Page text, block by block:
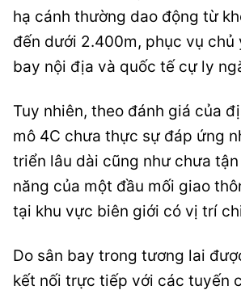
hạ cánh thường dao động từ
đến dưới 2.400m, phục vụ chủ
bay nội địa và quốc tế cự ly
Tuy nhiên, theo đánh giá của
mô 4C chưa thực sự đáp ứng
triển lâu dài cũng như chưa
năng của một đầu mối giao
tại khu vực biên giới có vị trí
Do sân bay trong tương lai
kết nối trực tiếp với các tuyến